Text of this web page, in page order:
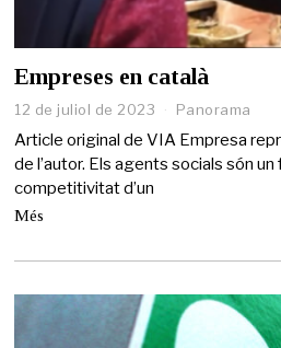
Empreses en català
12 de juliol de 2023 Panorama
Article original de VIA Empresa
de l’autor. Els agents socials són un
competitivitat d’un
Més